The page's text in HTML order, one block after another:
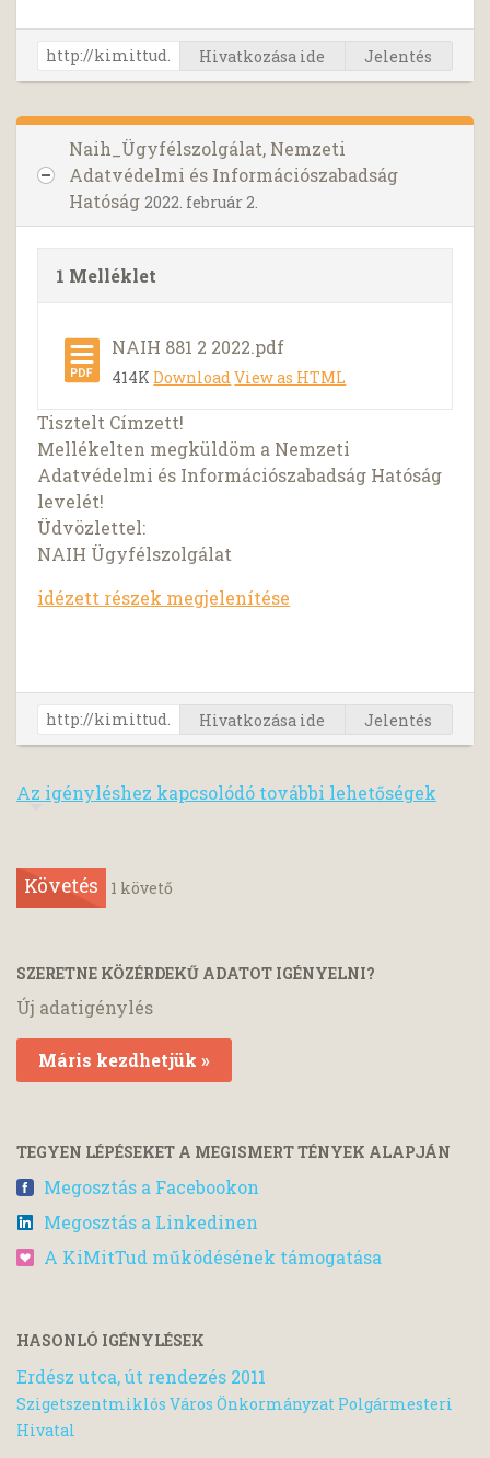
Hivatkozása ide Jelentés
Naih_Ügyfélszolgálat, Nemzeti
Adatvédelmi és Információszabadság
Hatóság 2022. február 2.
1 Melléklet
NAIH 881 2 2022.pdf
414KDownloadView as HTML
Tisztelt Címzett!
Mellékelten megküldöm a Nemzeti
Adatvédelmi és Információszabadság Hatóság
levelét!
Üdvözlettel:
NAIH Ügyfélszolgálat
idézett részek megjelenítése
Hivatkozása ide Jelentés
Az igényléshez kapcsolódó további lehetőségek
Követés 1 követő
SZERETNE KÖZÉRDEKŰ ADATOT IGÉNYELNI?
Új adatigénylés
Máris kezdhetjük »
TEGYEN LÉPÉSEKET A MEGISMERT TÉNYEK ALAPJÁN
Megosztás a Facebookon
Megosztás a Linkedinen
A KiMitTud működésének támogatása
HASONLÓ IGÉNYLÉSEK
Erdész utca, út rendezés 2011
Szigetszentmiklós Város Önkormányzat Polgármesteri
Hivatal